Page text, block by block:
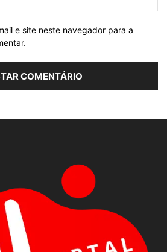
e site neste navegador para a